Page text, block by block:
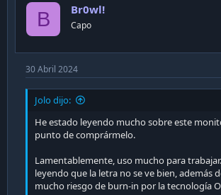
10. Parte trasera del monitor en la caja
11. Entonces
12. RGB Parte trasera para más fps y
monitor
13. masme...
14. Puertos de entrada izquierdos +
encendido
B Br0wl!
Capo
30 Abril 2024
Jolo dijo:
He estado leyendo mucho sobre este
punto de comprármelo.
Lamentablemente, uso mucho para
leyendo que la letra no se ve bien, además
mucho riesgo de burn-in por la tecnología